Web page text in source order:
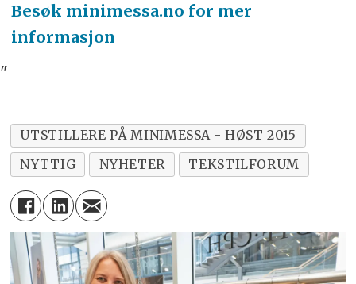
Besøk minimessa.no for mer
informasjon
"
UTSTILLERE PÅ MINIMESSA - HØST 2015
NYTTIG
NYHETER TEKSTILFORUM